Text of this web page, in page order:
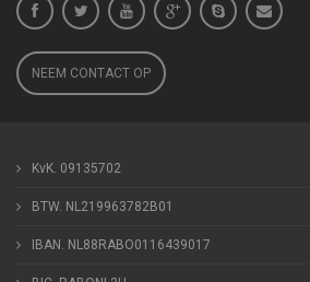
NEEM CONTACT OP
KvK. 09135702
BTW. NL219963782B01
IBAN. NL88RABO0116439017